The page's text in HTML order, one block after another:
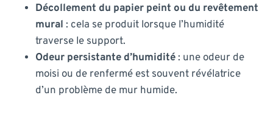
Décollement du papier peint ou du revêtement
mural : cela se produit lorsque l’humidité
traverse le support.
Odeur persistante d’humidité: une odeur de
moisi ou de renfermé est souvent révélatrice
d’un problème de mur humide.